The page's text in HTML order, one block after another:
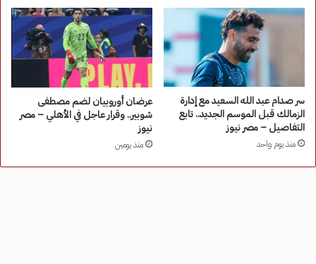
سر صدام عبد الله السعيد مع إدارة
الزمالك قبل الموسم الجديد.. تابع
التفاصيل – مصر نيوز
منذ يوم واحد
عرضان أوروبيان لضم مصطفى
شوبير.. وقرار عاجل في الأهلي – مصر
نيوز
منذ يومين